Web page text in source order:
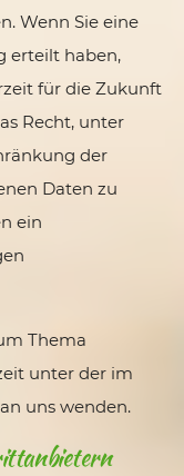
Wenn Sie eine
erteilt haben,
für die Zukunft
Recht, unter
der
Daten zu
ein
Thema
unter der im
uns wenden.